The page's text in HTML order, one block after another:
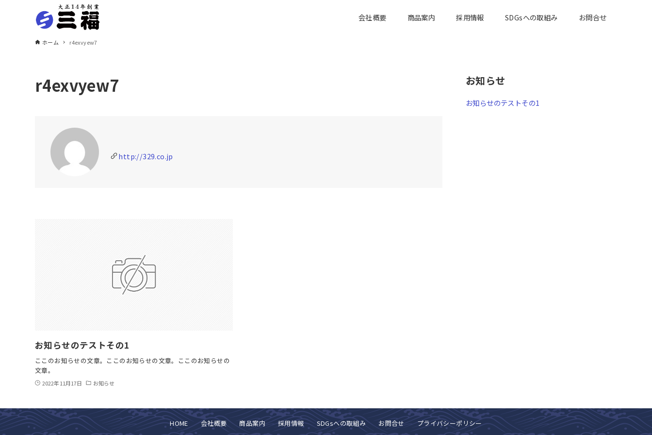
会社概要 商品案内 採用情報 SDGsへの取組み お問合せ
ホーム r4exvyew7
r4exvyew7
http://329.co.jp
お知らせのテストその1
ここのお知らせの文章。ここのお知らせの文章。ここのお知らせの
文章。
2022年11月17日 お知らせ
お知らせ
お知らせのテストその1
HOME 会社概要 商品案内 採用情報 SDGsへの取組み お問合せ プライバシーポリシー